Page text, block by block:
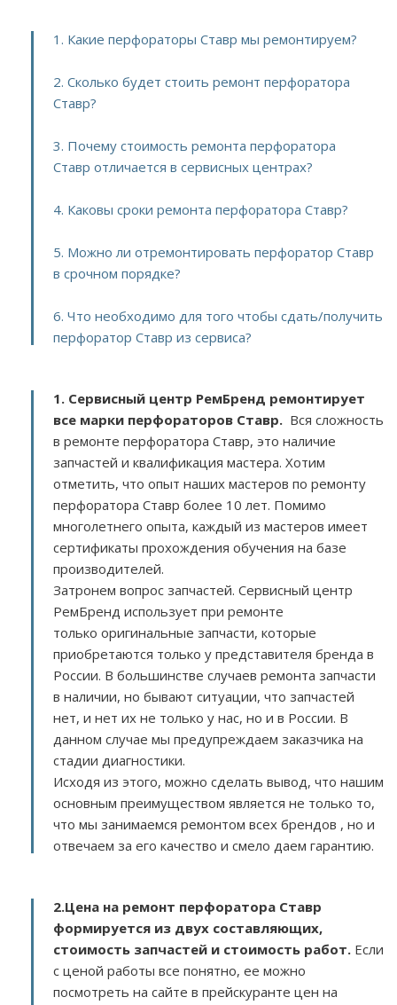
1. Какие перфораторы Ставр мы ремонтируем?
2. Сколько будет стоить ремонт перфоратора
Ставр?
3. Почему стоимость ремонта перфоратора
Ставр отличается в сервисных центрах?
4. Каковы сроки ремонта перфоратора Ставр?
5. Можно ли отремонтировать перфоратор Ставр
в срочном порядке?
6. Что необходимо для того чтобы сдать/получить
перфоратор Ставр из сервиса?
1. Сервисный центр РемБренд ремонтирует
все марки перфораторов Ставр. Вся сложность
в ремонте перфоратора Ставр, это наличие
запчастей и квалификация мастера. Хотим
отметить, что опыт наших мастеров по ремонту
перфоратора Ставр более 10 лет. Помимо
многолетнего опыта, каждый из мастеров имеет
сертификаты прохождения обучения на базе
производителей.
Затронем вопрос запчастей. Сервисный центр
РемБренд использует при ремонте
только оригинальные запчасти, которые
приобретаются только у представителя бренда в
России. В большинстве случаев ремонта запчасти
в наличии, но бывают ситуации, что запчастей
нет, и нет их не только у нас, но и в России. В
данном случае мы предупреждаем заказчика на
стадии диагностики.
Исходя из этого, можно сделать вывод, что нашим
основным преимуществом является не только то,
что мы занимаемся ремонтом всех брендов , но и
отвечаем за его качество и смело даем гарантию.
2.Цена на ремонт перфоратора Ставр
формируется из двух составляющих,
стоимость запчастей и стоимость работ. Если
с ценой работы все понятно, ее можно
посмотреть на сайте в прейскуранте цен на